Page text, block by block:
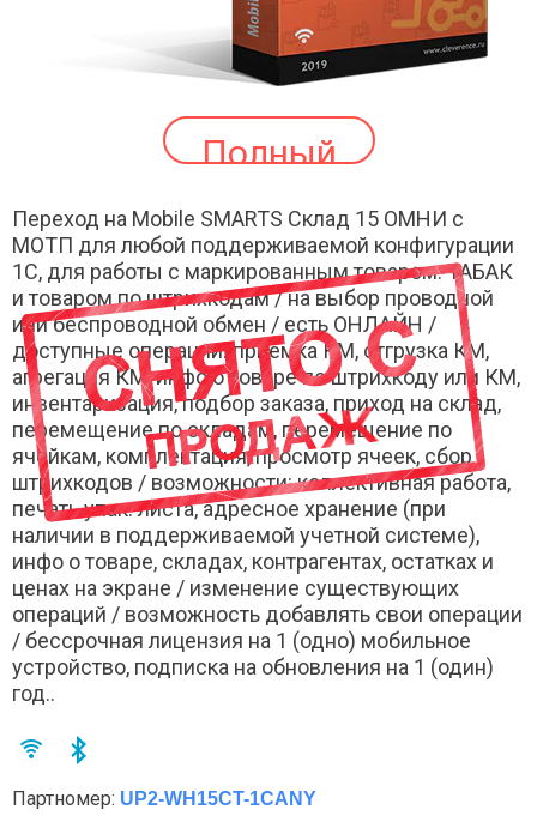
Полный
Переход на Mobile SMARTS Склад 15 ОМНИ с
МОТП для любой поддерживаемой конфигурации
1С, для работы с маркированным товаром: ТАБАК
и товаром по штрихкодам / на выбор проводной
или беспроводной обмен / есть ОНЛАЙН /
доступные операции: приемка КМ, отгрузка КМ,
агрегация КМ, инфо о товаре по штрихкоду или КМ,
инвентаризация, подбор заказа, приход на склад,
перемещение по складам, перемещение по
ячейкам, комплектация, просмотр ячеек, сбор
штрихкодов / возможности: коллективная работа,
печать упак. листа, адресное хранение (при
наличии в поддерживаемой учетной системе),
инфо о товаре, складах, контрагентах, остатках и
ценах на экране / изменение существующих
операций / возможность добавлять свои операции
/ бессрочная лицензия на 1 (одно) мобильное
устройство, подписка на обновления на 1 (один)
год..
Партномер: UP2-WH15CT-1CANY